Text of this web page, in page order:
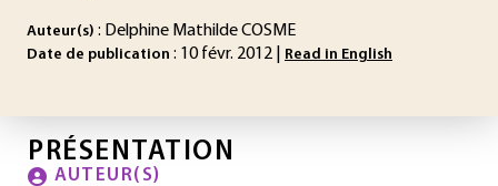
Auteur(s) : Delphine Mathilde COSME
Date de publication : 10 févr. 2012 | Read in English
PRÉSENTATION
AUTEUR(S)